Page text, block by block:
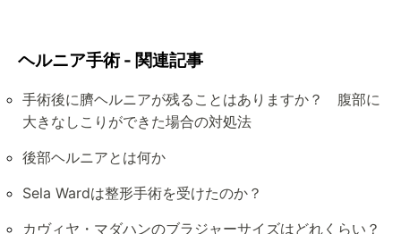
ヘルニア手術 - 関連記事
手術後に臍ヘルニアが残ることはありますか？ 腹部に
大きなしこりができた場合の対処法
後部ヘルニアとは何か
Sela Wardは整形手術を受けたのか？
カヴィヤ・マダハンのブラジャーサイズはどれくらい？